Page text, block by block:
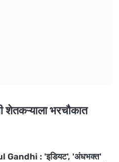
शेतकऱ्याला भरचौकात
Gandhi : 'इडियट', 'अंधभक्त'